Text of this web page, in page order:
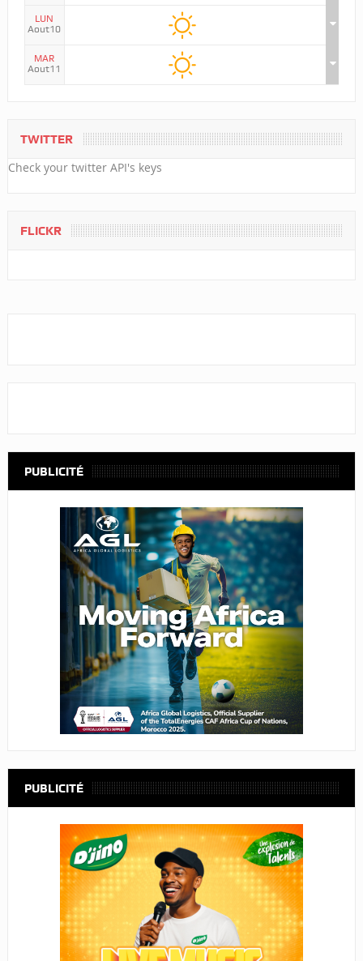
LUN
Aout10
MAR
Aout11
TWITTER
Check your twitter API's keys
FLICKR
PUBLICITÉ
PUBLICITÉ